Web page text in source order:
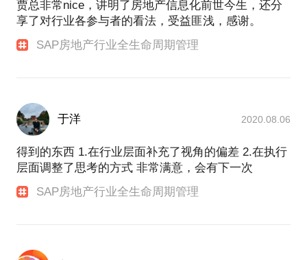
贾总非常nice，讲明了房地产信息化前世今生，还分
享了对行业各参与者的看法，受益匪浅，感谢。
SAP房地产行业全生命周期管理
于洋 2020.08.06
得到的东西 1.在行业层面补充了视角的偏差 2.在执行
层面调整了思考的方式 非常满意，会有下一次
SAP房地产行业全生命周期管理